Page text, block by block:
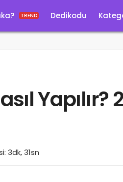
TREND Dedikodu
Yapılır?
3dk, 31sn